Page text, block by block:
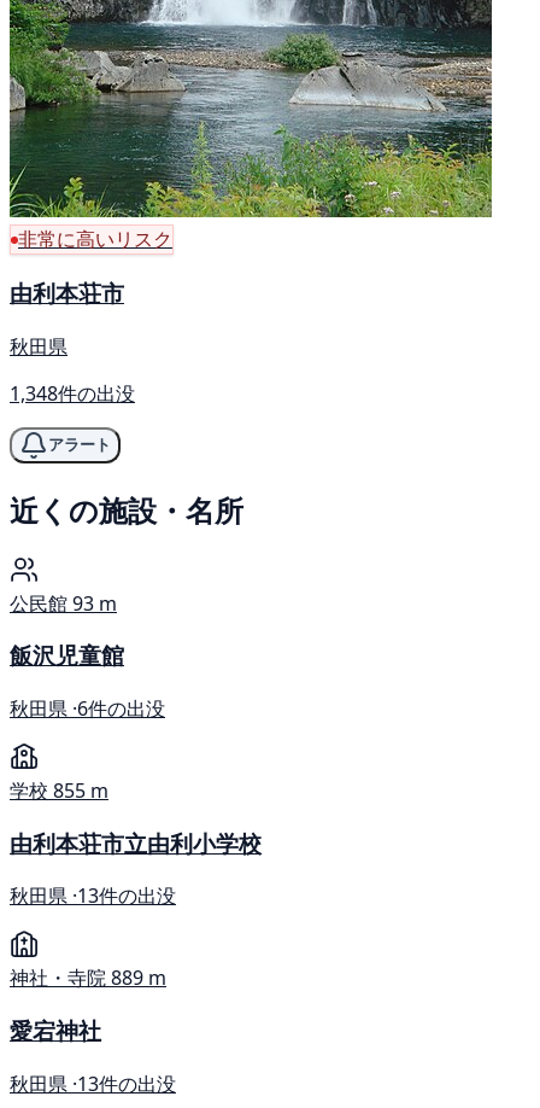
非常に高いリスク
由利本荘市
秋田県
1,348件の出没
アラート
近くの施設・名所
公民館93 m
飯沢児童館
秋田県 ·6件の出没
学校 855 m
由利本荘市立由利小学校
秋田県 ·13件の出没
神社・寺院889 m
愛宕神社
秋田県 ·13件の出没